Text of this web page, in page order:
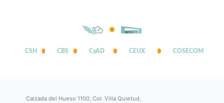
CSH CBS CyAD CEUX COSECOM
Calzada del Hueso 1100, Col. Villa Quietud,